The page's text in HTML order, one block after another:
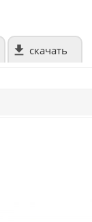
скачать